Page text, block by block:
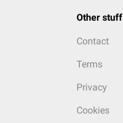
Other stuff
Contact
Terms
Privacy
Cookies